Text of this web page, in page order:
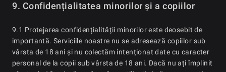
9. Confidențialitatea minorilor și a copiilor
9.1 Protejarea confidențialității minorilor este deosebit de
importantă. Serviciile noastre nu se adresează copiilor sub
vârsta de 18 ani și nu colectăm intenționat date cu caracter
personal de la copii sub vârsta de 18 ani. Dacă nu ați împlinit